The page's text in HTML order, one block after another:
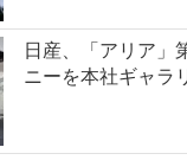
日産、「アリア」
ニーを本社ギャラ